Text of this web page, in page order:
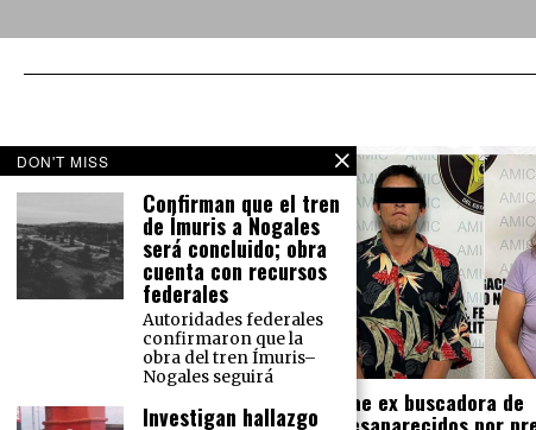
Monzón mexicano viene ‘bravo’:
Causará lluvias en todo México
El Servicio Meteorológico Nacional
prevé para este martes 16 de
agosto lluvias intensas en el norte
del país y lluvias muy fuertes en la
Cae ex buscadora de
desaparecidos por
DON'T MISS
Confirman que el tren
de Ímuris a Nogales
será concluido; obra
cuenta con recursos
federales
Autoridades federales
confirmaron que la
obra del tren Ímuris–
Nogales seguirá
Investigan hallazgo